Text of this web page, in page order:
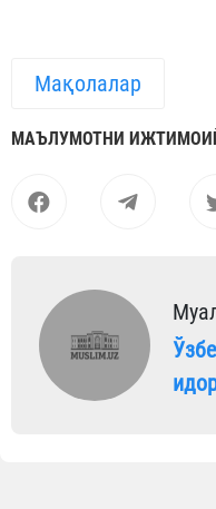
Мақолалар
МАЪЛУМОТНИ